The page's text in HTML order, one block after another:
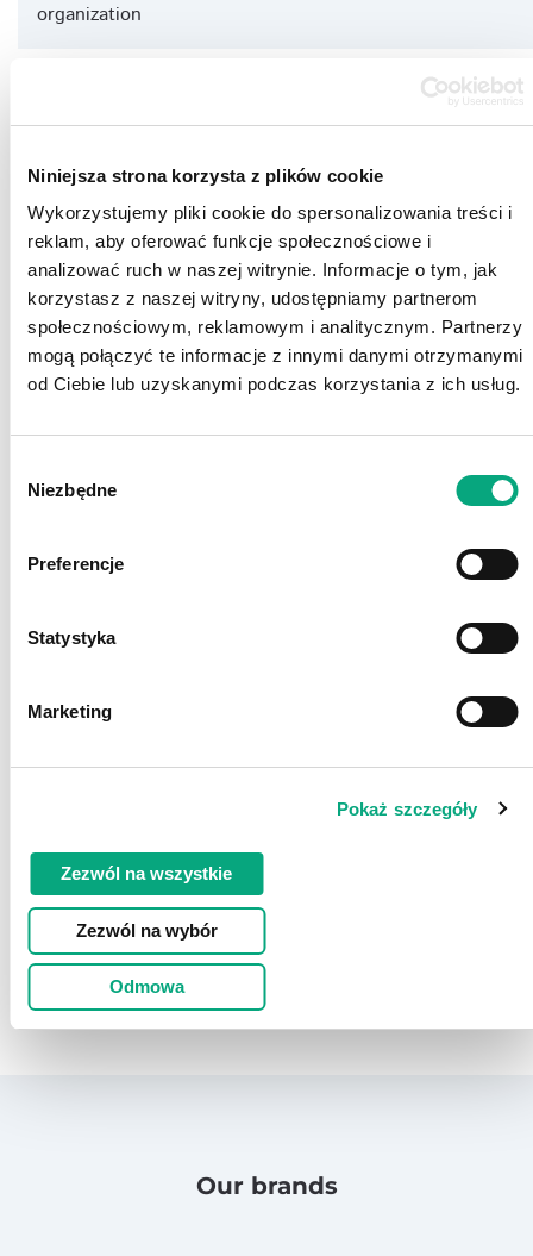
Niniejsza strona korzysta z plików cookie
Wykorzystujemy pliki cookie do spersonalizowania treści i
reklam, aby oferować funkcje społecznościowe i
analizować ruch w naszej witrynie. Informacje o tym, jak
korzystasz z naszej witryny, udostępniamy partnerom
społecznościowym, reklamowym i analitycznym. Partnerzy
mogą połączyć te informacje z innymi danymi otrzymanymi
od Ciebie lub uzyskanymi podczas korzystania z ich usług.
zgody
Niezbędne
Preferencje
Statystyka
Marketing
Pokaż szczegóły
Zezwól na wszystkie
Zezwól na wybór
Odmowa
organization
4133442
Total:
000
100
Shareholding structure of ACTION S.A.
Our brands